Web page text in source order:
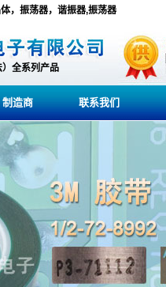
，振荡器，谐振器,振荡器
全系列产品
制造商 联系我们